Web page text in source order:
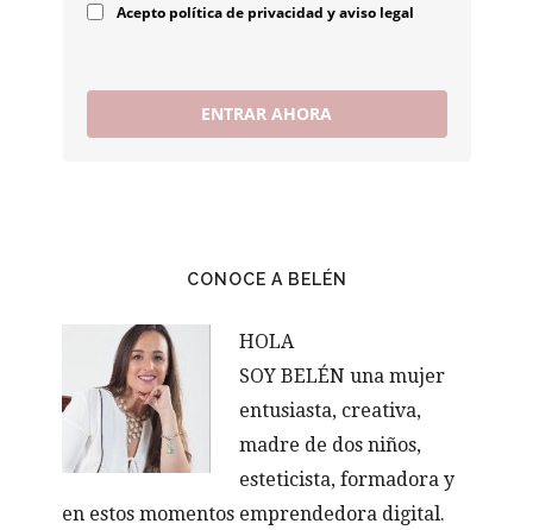
Acepto política de privacidad y aviso legal
ENTRAR AHORA
CONOCE A BELÉN
HOLA
SOY BELÉN una mujer
entusiasta, creativa,
madre de dos niños,
esteticista, formadora y
en estos momentos emprendedora digital.